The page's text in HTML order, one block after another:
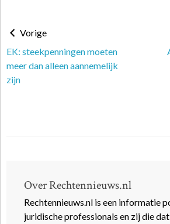
Vorige
EK: steekpenningen moeten
meer dan alleen aannemelijk
zijn
Over Rechtennieuws.nl
Rechtennieuws.nl is een informatie
juridische professionals en zij die